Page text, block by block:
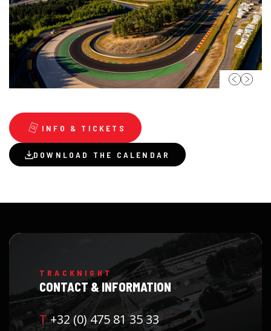
INFO & TICKETS
DOWNLOAD THE CALENDAR
TRACKNIGHT
CONTACT & INFORMATION
T+32 (0) 475 81 35 33